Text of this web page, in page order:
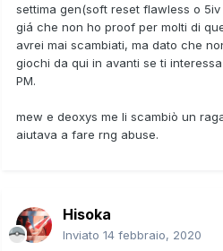
settima gen(soft reset flawless o
giá che non ho proof per molti di
avrei mai scambiati, ma dato che
giochi da qui in avanti se ti
PM.
mew e deoxys me li scambiò un
aiutava a fare rng abuse.
Hisoka
Inviato 14 febbraio, 2020